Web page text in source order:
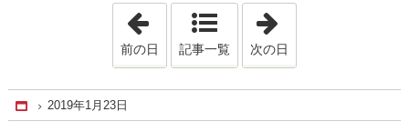
「2019年1月22日」
前の日 記事一覧 次の日
Home
2019年1月23日